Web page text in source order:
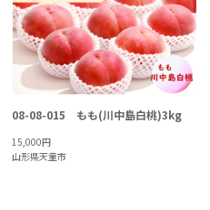
08-08-015 もも(川中島白桃)3kg
15,000円
山形県天童市